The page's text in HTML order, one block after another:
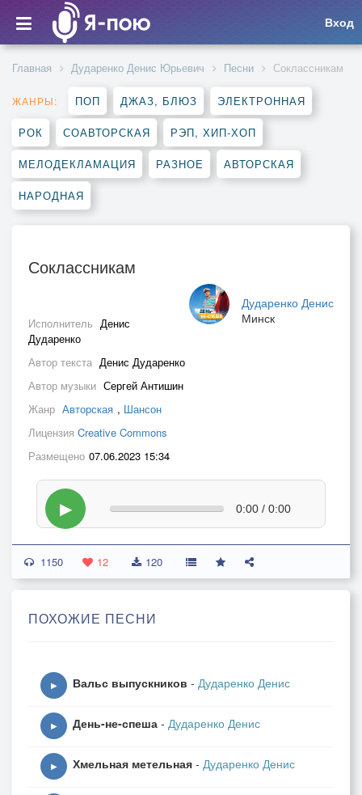
Вход
Главная Дударенко Денис Юрьевич Песни Соклассникам
ЖАНРЫ: ПОП ДЖАЗ, БЛЮЗ ЭЛЕКТРОННАЯ
РОК СОАВТОРСКАЯ РЭП, ХИП-ХОП
МЕЛОДЕКЛАМАЦИЯ РАЗНОЕ АВТОРСКАЯ
НАРОДНАЯ
Соклассникам
Дударенко Денис
Минск
Исполнитель Денис
Дударенко
Автор текста Денис Дударенко
Автор музыки Сергей Антишин
Жанр Авторская , Шансон
Лицензия Creative Commons
Размещено 07.06.2023 15:34
▶ 0:00 / 0:00
1150 12 120
ПОХОЖИЕ ПЕСНИ
▶ Вальс выпускников - Дударенко Денис
▶ День-не-спеша - Дударенко Денис
▶ Хмельная метельная - Дударенко Денис